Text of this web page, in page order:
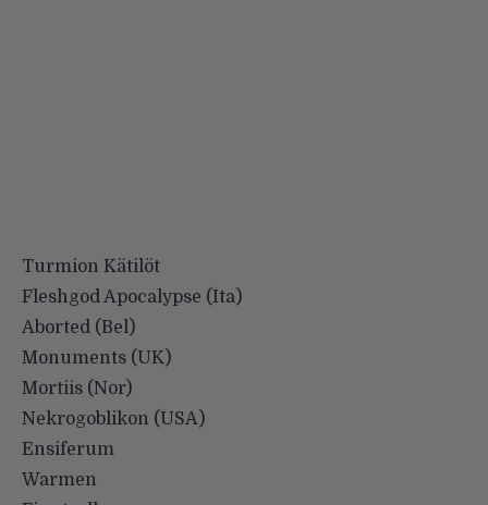
Turmion Kätilöt
Fleshgod Apocalypse (Ita)
Aborted (Bel)
Monuments (UK)
Mortiis (Nor)
Nekrogoblikon (USA)
Ensiferum
Warmen